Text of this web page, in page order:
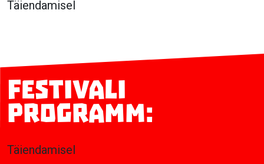
Täiendamisel
Festivali
programm:
Täiendamisel